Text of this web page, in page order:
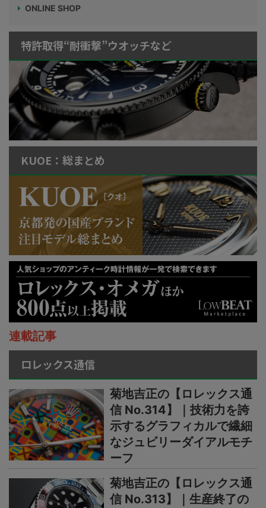
ONLINE SHOP
特許取得“耐衝撃”ウオッチなど
KUOE：総まとめ
連載記事
ロレックス通信
菊地吉正の【ロレックス通
信 No.314】｜技術力を誇
示するグラフィカルで繊細
なジュビリーダイアルモチ
ーフ
菊地吉正の【ロレックス通
信 No.313】｜生産終了の